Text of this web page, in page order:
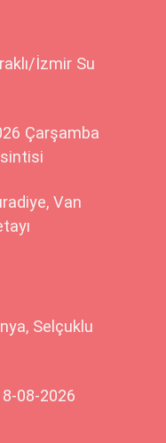
İzmir Su
Çarşamba
Van
Selçuklu
08-2026